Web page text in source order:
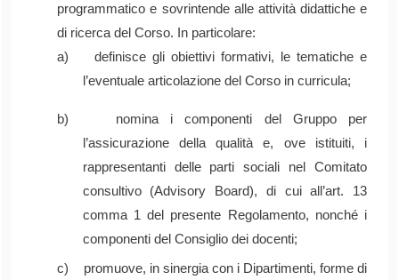
programmatico e sovrintende alle attività didattiche e
di ricerca del Corso. In particolare:
a) definisce gli obiettivi formativi, le tematiche e
l’eventuale articolazione del Corso in curricula;
b) nomina i componenti del Gruppo per
l’assicurazione della qualità e, ove istituiti, i
rappresentanti delle parti sociali nel Comitato
consultivo (Advisory Board), di cui all’art. 13
comma 1 del presente Regolamento, nonché i
componenti del Consiglio dei docenti;
c) promuove, in sinergia con i Dipartimenti, forme di